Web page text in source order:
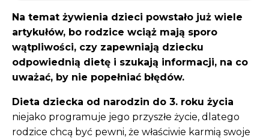
Na temat żywienia dzieci powstało już wiele
artykułów, bo rodzice wciąż mają sporo
wątpliwości, czy zapewniają dziecku
odpowiednią dietę i szukają informacji, na co
uważać, by nie popełniać błędów.
Dieta dziecka od narodzin do 3. roku życia
niejako programuje jego przyszłe życie, dlatego
rodzice chcą być pewni, że właściwie karmią swoje